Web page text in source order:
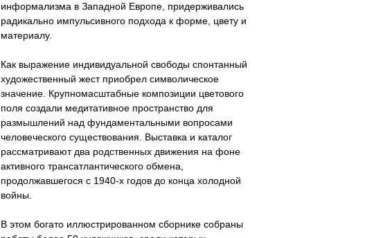
информализма в Западной Европе, придерживались
радикально импульсивного подхода к форме, цвету и
материалу.
Как выражение индивидуальной свободы спонтанный
художественный жест приобрел символическое
значение. Крупномасштабные композиции цветового
поля создали медитативное пространство для
размышлений над фундаментальными вопросами
человеческого существования. Выставка и каталог
рассматривают два родственных движения на фоне
активного трансатлантического обмена,
продолжавшегося с 1940-х годов до конца холодной
войны.
В этом богато иллюстрированном сборнике собраны